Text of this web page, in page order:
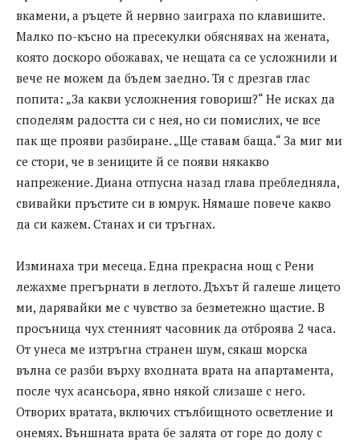
вкамени, а ръцете й нервно заиграха по клавишите.
Малко по-късно на пресекулки обяснявах на жената,
която доскоро обожавах, че нещата са се усложнили и
вече не можем да бъдем заедно. Тя с дрезгав глас
попита: „За какви усложнения говориш?“ Не исках да
споделям радостта си с нея, но си помислих, че все
пак ще прояви разбиране. „Ще ставам баща.“ За миг ми
се стори, че в зениците й се появи някакво
напрежение. Диана отпусна назад глава пребледняла,
свивайки пръстите си в юмрук. Нямаше повече какво
да си кажем. Станах и си тръгнах.
Изминаха три месеца. Една прекрасна нощ с Рени
лежахме прегърнати в леглото. Дъхът й галеше лицето
ми, дарявайки ме с чувство за безметежно щастие. В
просъница чух стенният часовник да отброява 2 часа.
От унеса ме изтръгна странен шум, сякаш морска
вълна се разби върху входната врата на апартамента,
после чух асансьора, явно някой слизаше с него.
Отворих вратата, включих стълбищното осветление и
онемях. Външната врата бе залята от горе до долу с